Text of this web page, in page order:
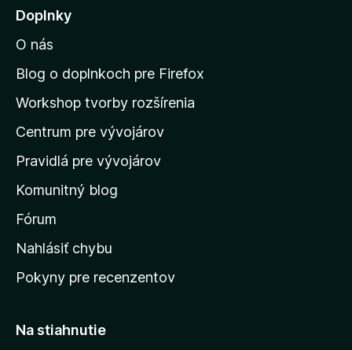
j
ť
n
d
o
m
v
s
k
s
r
Doplnky
O nás
Blog o doplnkoch pre Firefox
Workshop tvorby rozšírenia
Centrum pre vývojárov
Pravidlá pre vývojárov
Komunitný blog
Fórum
Nahlásiť chybu
Pokyny pre recenzentov
Na stiahnutie